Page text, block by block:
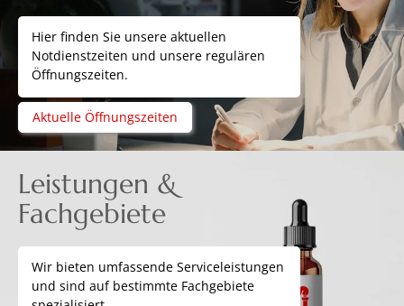
Hier finden Sie unsere aktuellen
Notdienstzeiten und unsere regulären
Öffnungszeiten.
Aktuelle Öffnungszeiten
Leistungen &
Fachgebiete
Wir bieten umfassende Serviceleistungen
und sind auf bestimmte Fachgebiete